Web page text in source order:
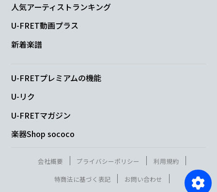
人気アーティストランキング
U-FRET動画プラス
新着楽譜
U-FRETプレミアムの機能
U-リク
U-FRETマガジン
楽器Shop sococo
会社概要 プライバシーポリシー
利用規約
特商法に基づく表記
お問い合わせ